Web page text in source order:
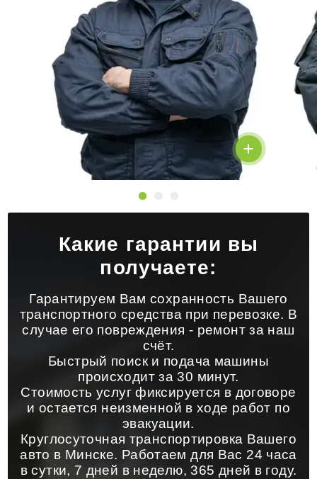
Какие гарантии вы
получаете:
Гарантируем Вам сохранность Вашего
транспортного средства при перевозке. В
случае его повреждения - ремонт за наш
счёт.
Быстрый поиск и подача машины
происходит за 30 минут.
Стоимость услуг фиксируется в договоре
и остается неизменной в ходе работ по
эвакуации.
Круглосуточная транспортировка Вашего
авто в Минске. Работаем для Вас 24 часа
в сутки, 7 дней в неделю, 365 дней в году.